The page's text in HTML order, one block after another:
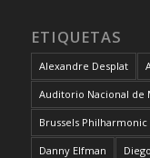
ETIQUETAS
Alexandre Desplat
Auditorio Nacional de
Brussels Philharmonic
Danny Elfman